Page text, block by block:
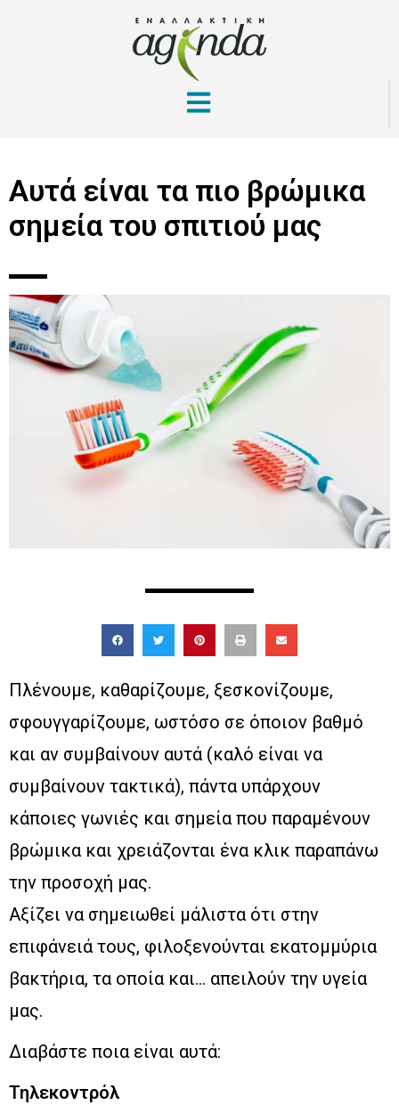
Αυτά είναι τα πιο βρώμικα
σημεία του σπιτιού μας
Πλένουμε, καθαρίζουμε, ξεσκονίζουμε,
σφουγγαρίζουμε, ωστόσο σε όποιον βαθμό
και αν συμβαίνουν αυτά (καλό είναι να
συμβαίνουν τακτικά), πάντα υπάρχουν
κάποιες γωνιές και σημεία που παραμένουν
βρώμικα και χρειάζονται ένα κλικ παραπάνω
την προσοχή μας.
Αξίζει να σημειωθεί μάλιστα ότι στην
επιφάνειά τους, φιλοξενούνται εκατομμύρια
βακτήρια, τα οποία και… απειλούν την υγεία
μας.
Διαβάστε ποια είναι αυτά:
Τηλεκοντρόλ